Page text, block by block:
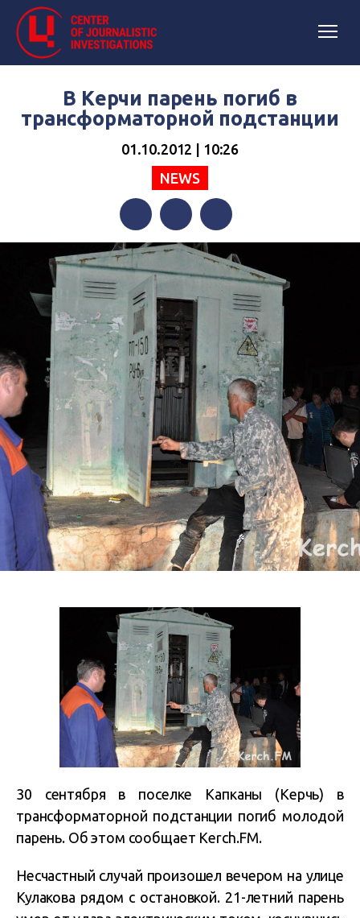
В Керчи парень погиб в
трансформаторной подстанции
01.10.2012 | 10:26
NEWS
FacebookTwitterTelegram
30 сентября в поселке Капканы (Керчь) в
трансформаторной подстанции погиб молодой
парень. Об этом сообщает Kerch.FM.
Несчастный случай произошел вечером на улице
Кулакова рядом с остановкой. 21-летний парень